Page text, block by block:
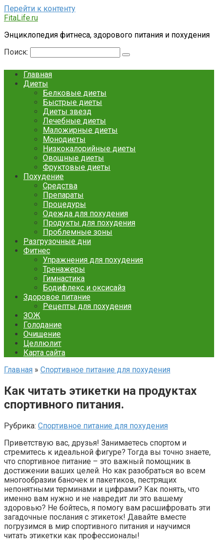
Перейти к контенту
FitaLife.ru
Энциклопедия фитнеса, здорового питания и похудения
Поиск:
Главная
Диеты
Белковые диеты
Быстрые диеты
Диеты звезд
Лечебные диеты
Маложирные диеты
Монодиеты
Низкокалорийные диеты
Овощные диеты
Фруктовые диеты
Похудение
Средства
Препараты
Процедуры
Одежда для похудения
Продукты для похудения
Проблемные зоны
Разгрузочные дни
Фитнес
Упражнения для похудения
Тренажеры
Гимнастика
Бодифлекс и оксисайз
Здоровое питание
Рецепты для похудения
ЗОЖ
Голодание
Очищение
Целлюлит
Карта сайта
Главная » Спортивное питание для похудения
Как читать этикетки на продуктах
спортивного питания.
Рубрика: Спортивное питание для похудения
Приветствую вас, друзья! Занимаетесь спортом и
стремитесь к идеальной фигуре? Тогда вы точно знаете,
что спортивное питание – это важный помощник в
достижении ваших целей. Но как разобраться во всем
многообразии баночек и пакетиков, пестрящих
непонятными терминами и цифрами? Как понять, что
именно вам нужно и не навредит ли это вашему
здоровью? Не бойтесь, я помогу вам расшифровать эти
загадочные послания с этикеток! Давайте вместе
погрузимся в мир спортивного питания и научимся
читать этикетки как профессионалы!